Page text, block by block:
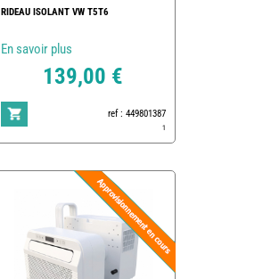
RIDEAU ISOLANT VW T5T6
En savoir plus
139,00 €
ref : 449801387
1